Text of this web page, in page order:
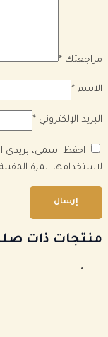
مراجعتك *
الاسم *
البريد الإلكتروني *
احفظ اسمي، بريدي
لاستخدامها المرة
منتجات ذات